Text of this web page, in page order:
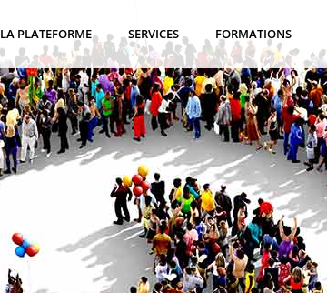
LA PLATEFORME SERVICES FORMATIONS